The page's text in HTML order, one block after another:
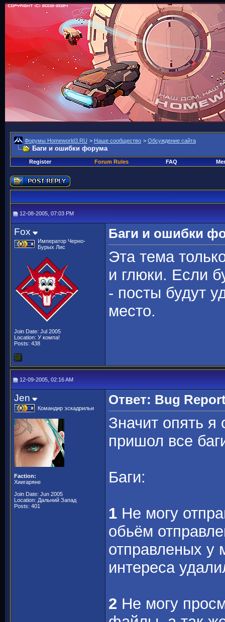
Форумы Homeworld3.RU > Наше сообщество > Обсуждение сайта
Баги и ошибки форума
Register Forum Rules FAQ
12-08-2005, 07:03 PM
Fox
Император Черно-
Бурых Лис
Join Date: Jul 2005
Location: У компа!
Posts: 438
Баги и ошибки
Эта тема
и глюки. Если
- посты будут
место.
12-09-2005, 02:16 AM
Jen
Командир эскадрильи
Faction:
Хиигаряне
Join Date: Jun 2005
Location: Дальний Запад
Posts: 401
Ответ: Bug
Значит опять я
пришол все
Баги:
1 Не могу
обьём
отправленых у
интереса
2 Не могу